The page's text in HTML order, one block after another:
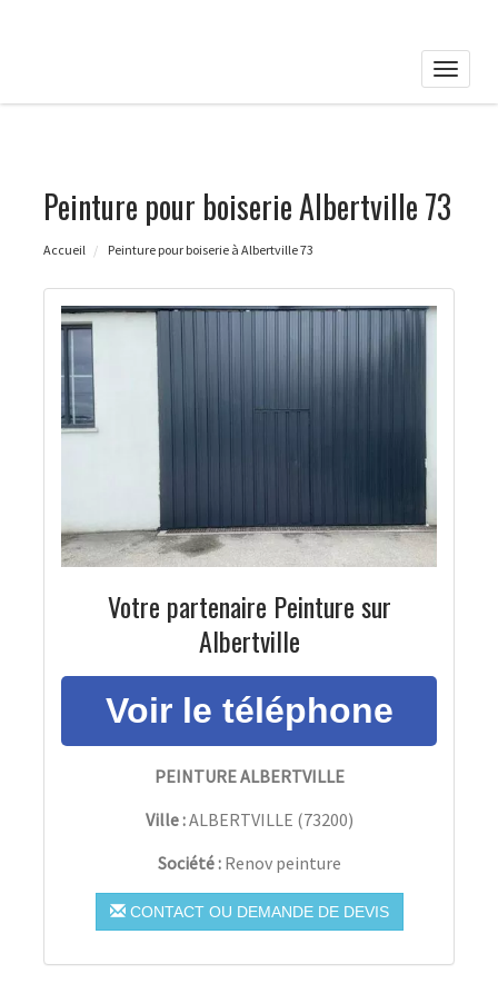
Toggle
Peinture pour boiserie Albertville 73
Accueil Peinture pour boiserie à Albertville 73
Votre partenaire Peinture sur
Albertville
PEINTURE ALBERTVILLE
Ville :ALBERTVILLE (73200)
Société : Renov peinture
CONTACT OU DEMANDE DE DEVIS